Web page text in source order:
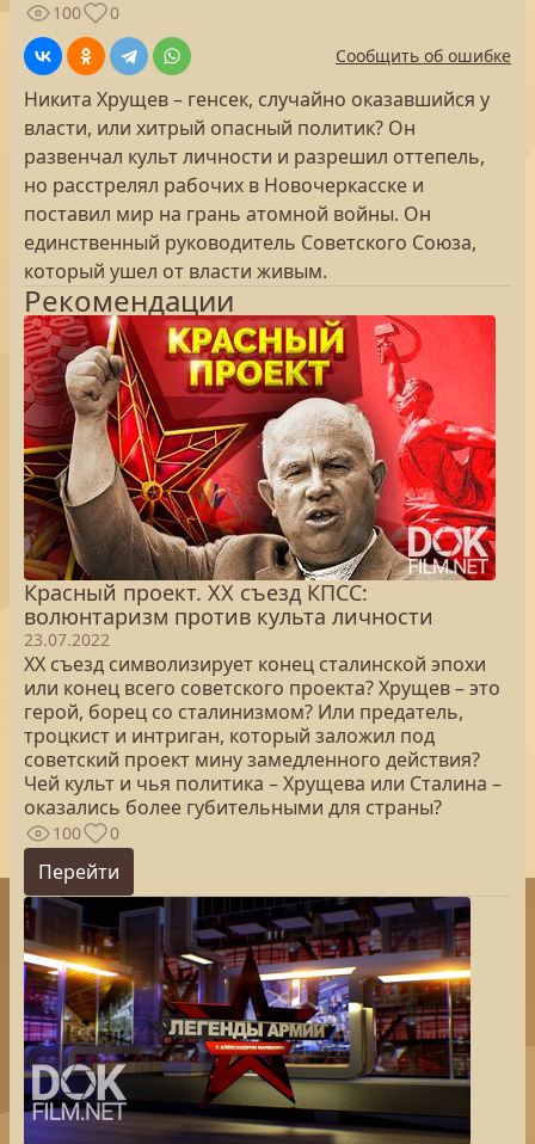
100
0
Сообщить об ошибке
Никита Хрущев – генсек, случайно оказавшийся у
власти, или хитрый опасный политик? Он
развенчал культ личности и разрешил оттепель,
но расстрелял рабочих в Новочеркасске и
поставил мир на грань атомной войны. Он
единственный руководитель Советского Союза,
который ушел от власти живым.
Рекомендации
Красный проект. ХХ съезд КПСС:
волюнтаризм против культа личности
23.07.2022
XX съезд символизирует конец сталинской эпохи
или конец всего советского проекта? Хрущев – это
герой, борец со сталинизмом? Или предатель,
троцкист и интриган, который заложил под
советский проект мину замедленного действия?
Чей культ и чья политика – Хрущева или Сталина –
оказались более губительными для страны?
100 0
Перейти